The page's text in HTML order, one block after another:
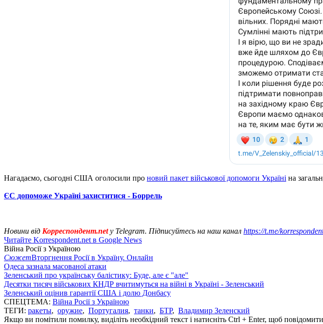
Нагадаємо, сьогодні США оголосили про новий пакет військової допомоги Україні на
ЄС допоможе Україні захиститися - Боррель
Новини від Корреспондент.netу Telegram. Підписуйтесь на наш канал https://t.me/
Читайте Korrespondent.net в Google News
Війна Росії з Україною
СюжетВторгнення Росії в Україну. Онлайн
Одеса зазнала масованої атаки
Зеленський про українську балістику: Буде, але є "але"
Десятки тисяч військових КНДР вчитимуться на війні в Україні - Зеленський
Зеленський оцінив гарантії США і долю Донбасу
СПЕЦТЕМА: Війна Росії з Україною
ТЕГИ: ракеты, оружие, Португалия, танки, БТР, Владимир Зеленский
Якщо ви помітили помилку, виділіть необхідний текст і натисніть Ctrl + Enter, щоб